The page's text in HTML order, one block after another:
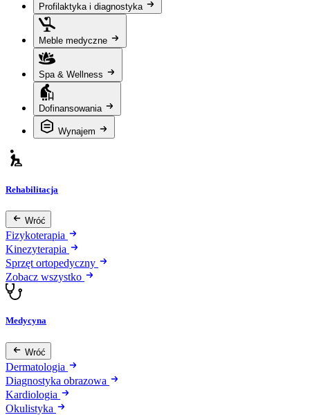
Profilaktyka i diagnostyka
Meble medyczne
Spa & Wellness
Dofinansowania
Wynajem
Rehabilitacja
Wróć
Fizykoterapia
Kinezyterapia
Sprzęt ortopedyczny
Zobacz wszystko
Medycyna
Wróć
Dermatologia
Diagnostyka obrazowa
Kardiologia
Okulistyka